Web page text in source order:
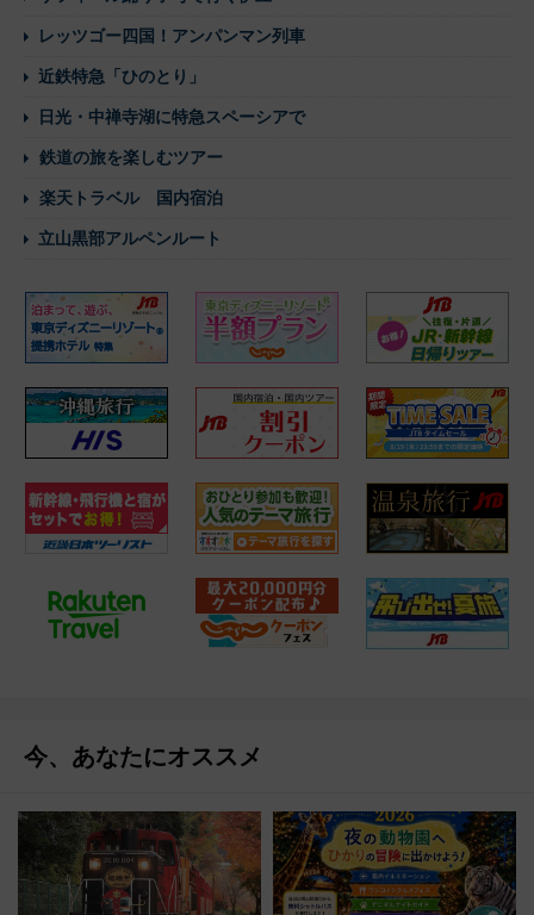
レッツゴー四国！アンパンマン列車
近鉄特急「ひのとり」
日光・中禅寺湖に特急スペーシアで
鉄道の旅を楽しむツアー
楽天トラベル 国内宿泊
立山黒部アルペンルート
今、あなたにオススメ